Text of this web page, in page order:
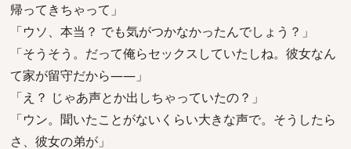
帰ってきちゃって」
「ウソ、本当？ でも気がつかなかったんでしょう？」
「そうそう。だって俺らセックスしていたしね。彼女なん
て家が留守だから――」
「え？ じゃあ声とか出しちゃっていたの？」
「ウン。聞いたことがないくらい大きな声で。そうしたら
さ、彼女の弟が」